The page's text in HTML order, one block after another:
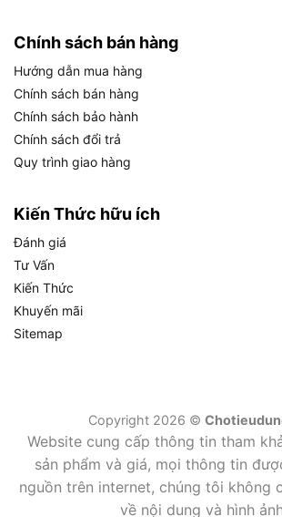
vỏ máy
Một số thông số cần diễn giải thêm
hiểu đúng giá trị thực tế:
Công suất 1600W
lực hút cực đại như máy công
thô, mảnh vụn cứng và chất
trường công nghiệp nhẹ đến
mức công suất phổ biến và hiệu
phân khúc này, cân bằng giữa
thụ điện năng.
Thùng 25 lít
thùng, tăng năng suất đáng
trường xưởng hoặc công trình.
Hệ thống lọc 2 bướcgồm bộ lọc
Chính sách bán hàng
Hướng dẫn mua hàng
Chính sách bán hàng
Chính sách bảo hành
Chính sách đổi trả
Quy trình giao hàng
Kiến Thức hữu ích
Đánh giá
Tư Vấn
Kiến Thức
Khuyến mãi
Sitemap
Copyright 2026 ©
Website cung cấp thông tin tham
sản phẩm và giá, mọi thông tin
nguồn trên internet, chúng tôi không
về nội dung và hình